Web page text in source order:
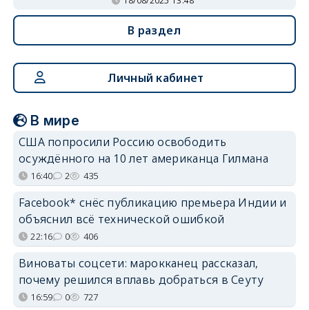
В раздел
Личный кабинет
В мире
США попросили Россию освободить
осуждённого на 10 лет американца Гилмана
16:40 2 435
Facebook* снёс публикацию премьера Индии и
объяснил всё технической ошибкой
22:16 0 406
Виноваты соцсети: марокканец рассказал,
почему решился вплавь добраться в Сеуту
16:59 0 727